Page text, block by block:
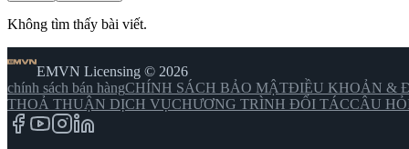
Không tìm thấy bài viết.
EMVN Licensing © 2026
chính sách bán hàngCHÍNH SÁCH BẢO MẬTĐIỀU KHOẢN &
THOẢ THUẬN DỊCH VỤCHƯƠNG TRÌNH ĐỐI TÁCCÂU